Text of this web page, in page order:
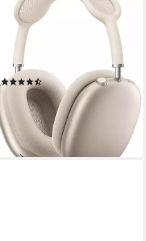
AirPods Max 2 Over-Ear-
Kopfhörer
Bluetooth
20 Std.
ohrumschliessend
(23)
579,00 €
16,81 €mtl. in 48 Raten
lieferbar - in 1-2 Werktagen bei dir